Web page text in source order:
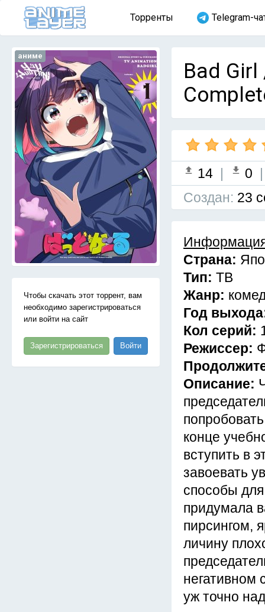
Торренты Telegram-
аниме
Чтобы скачать этот торрент, вам
необходимо зарегистрироваться
или войти на сайт
Зарегистрироваться Войти
Bad
14 | 0
Cоздан: 23
Страна:
Тип: ТВ
Жанр:
Год
Кол серий:
Режиссер:
Описание:
конце
вступить в
завоевать
способы
придумала
пирсингом,
личину
негативном
уж точно